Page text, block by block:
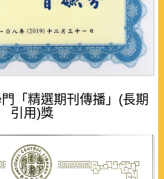
「精選期刊傳播」(長期
引用)獎